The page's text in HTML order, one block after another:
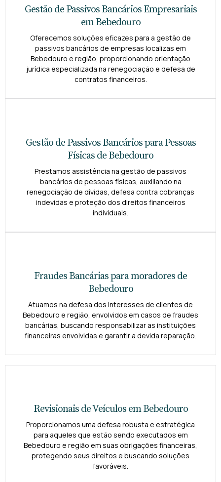
Gestão de Passivos Bancários Empresariais
em Bebedouro
Oferecemos soluções eficazes para a gestão de
passivos bancários de empresas localizas em
Bebedouro e região, proporcionando orientação
jurídica especializada na renegociação e defesa de
contratos financeiros.
Gestão de Passivos Bancários para Pessoas
Físicas de Bebedouro
Prestamos assistência na gestão de passivos
bancários de pessoas físicas, auxiliando na
renegociação de dívidas, defesa contra cobranças
indevidas e proteção dos direitos financeiros
individuais.
Fraudes Bancárias para moradores de
Bebedouro
Atuamos na defesa dos interesses de clientes de
Bebedouro e região, envolvidos em casos de fraudes
bancárias, buscando responsabilizar as instituições
financeiras envolvidas e garantir a devida reparação.
Revisionais de Veículos em Bebedouro
Proporcionamos uma defesa robusta e estratégica
para aqueles que estão sendo executados em
Bebedouro e região em suas obrigações financeiras,
protegendo seus direitos e buscando soluções
favoráveis.